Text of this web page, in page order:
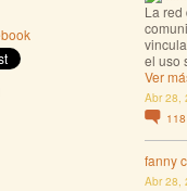
La red
el uso
Ver
Abr 28,
118
fanny
Abr 28,